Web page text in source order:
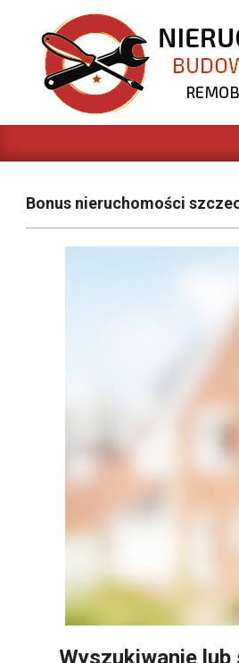
content
Bonus nieruchomości
Wyszukiwanie